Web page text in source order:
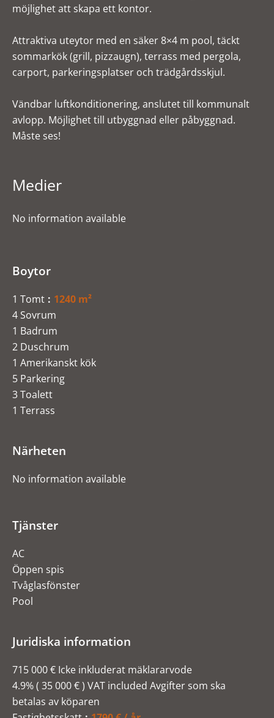
möjlighet att skapa ett kontor.
Attraktiva uteytor med en säker 8×4 m pool, täckt
sommarkök (grill, pizzaugn), terrass med pergola,
carport, parkeringsplatser och trädgårdsskjul.
Vändbar luftkonditionering, anslutet till kommunalt
avlopp. Möjlighet till utbyggnad eller påbyggnad.
Måste ses!
Medier
No information available
Boytor
1 Tomt
1240 m²
4 Sovrum
1 Badrum
2 Duschrum
1 Amerikanskt kök
5 Parkering
3 Toalett
1 Terrass
Närheten
No information available
Tjänster
AC
Öppen spis
Tvåglasfönster
Pool
Juridiska information
715 000 € Icke inkluderat mäklararvode
4.9% ( 35 000 € ) VAT included Avgifter som ska
betalas av köparen